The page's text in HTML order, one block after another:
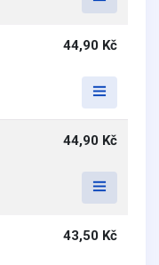
44,90 Kč
44,90 Kč
43,50 Kč